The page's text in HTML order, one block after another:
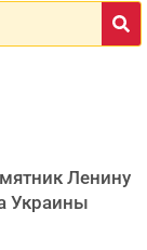
Ленину
Украины